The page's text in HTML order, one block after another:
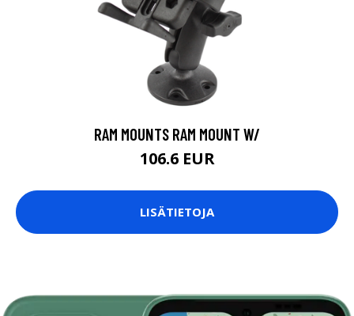
RAM MOUNTS RAM MOUNT W/
106.6 EUR
LISÄTIETOJA